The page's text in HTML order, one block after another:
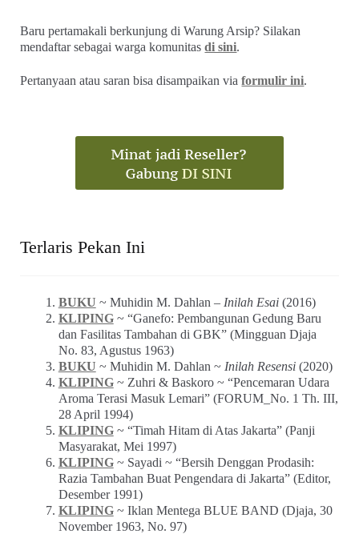
Baru pertamakali berkunjung di Warung Arsip? Silakan
mendaftar sebagai warga komunitasdi sini.
Pertanyaan atau saran bisa disampaikan viaformulir ini.
Terlaris Pekan Ini
BUKU ~ Muhidin M. Dahlan – Inilah Esai(2016)
KLIPING~ “Ganefo: Pembangunan Gedung Baru
dan Fasilitas Tambahan di GBK” (Mingguan Djaja
No. 83, Agustus 1963)
BUKU ~ Muhidin M. Dahlan ~ Inilah Resensi(2020)
KLIPING~ Zuhri & Baskoro ~ “Pencemaran Udara
Aroma Terasi Masuk Lemari” (FORUM_No. 1 Th. III,
28 April 1994)
KLIPING~ “Timah Hitam di Atas Jakarta” (Panji
Masyarakat, Mei 1997)
KLIPING~ Sayadi ~ “Bersih Denggan Prodasih:
Razia Tambahan Buat Pengendara di Jakarta” (Editor,
Desember 1991)
KLIPING~ Iklan Mentega BLUE BAND (Djaja, 30
November 1963, No. 97)